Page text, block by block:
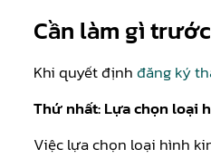
Cần làm gì
Khi quyết địnhđăng ký
Thứ nhất: Lựa chọn loại
Việc lựa chọn loại hình